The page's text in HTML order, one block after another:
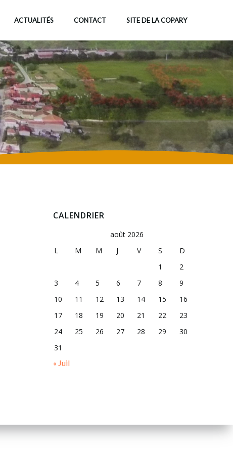
ACTUALITÉS CONTACT SITE DE LA COPARY
CALENDRIER
août 2026
L
M M J V S
D
1
2
3
4 5 6 7 8
9
10
11 12 13 14 15
16
17
18 19 20 21 22
23
24
25 26 27 28 29
30
31
« Juil